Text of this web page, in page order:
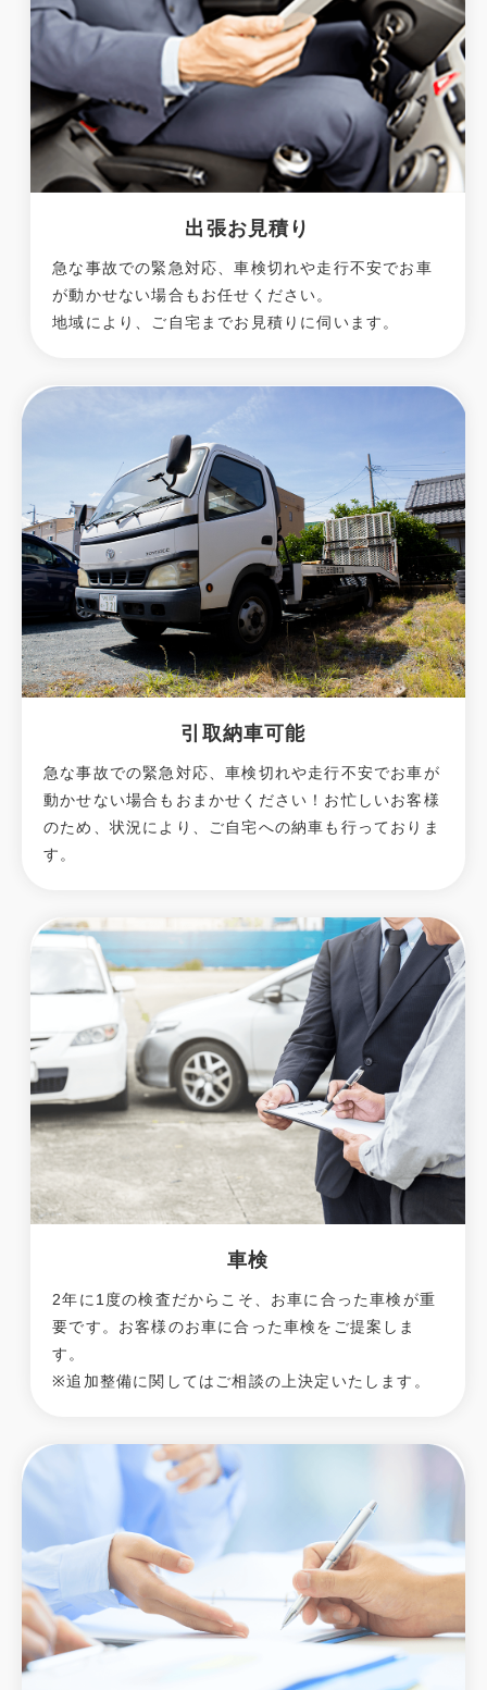
出張お見積り
急な事故での緊急対応、車検切れや走行不安でお車
が動かせない場合もお任せください。
地域により、ご自宅までお見積りに伺います。
引取納車可能
急な事故での緊急対応、車検切れや走行不安でお車が
動かせない場合もおまかせください！お忙しいお客様
のため、状況により、ご自宅への納⾞も⾏っておりま
す。
車検
2年に1度の検査だからこそ、お車に合った車検が重
要です。お客様のお車に合った車検をご提案しま
す。
※追加整備に関してはご相談の上決定いたします。